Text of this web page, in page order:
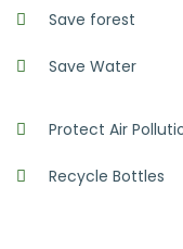
Save forest
Save Water
Protect Air
Recycle Bottles